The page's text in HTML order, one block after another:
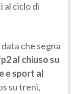
al ciclo di
data che segna
al chiuso su
e sport al
su treni,